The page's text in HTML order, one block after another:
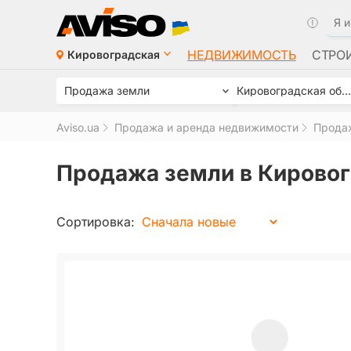
Кировоградская НЕДВИЖИМОСТЬ
Продажа земли Кировоградская область - Кропивницкий район
Aviso.ua Продажа и аренда недвижимости
Продажа земли в
Сортировка: